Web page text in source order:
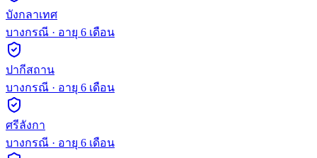
บังกลาเทศ
บางกรณี · อายุ 6 เดือน
ปากีสถาน
บางกรณี · อายุ 6 เดือน
ศรีลังกา
บางกรณี · อายุ 6 เดือน